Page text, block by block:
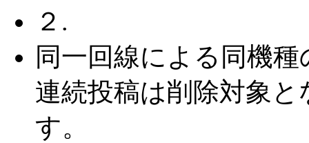
２.
同一回線による同機種
連続投稿は削除対象と
す。